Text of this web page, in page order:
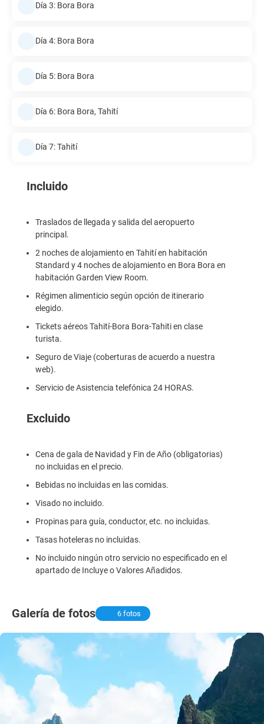
Día 3: Bora Bora
Día 4: Bora Bora
Día 5: Bora Bora
Día 6: Bora Bora, Tahití
Día 7: Tahití
Incluido
Traslados de llegada y salida del aeropuerto
principal.
2 noches de alojamiento en Tahití en habitación
Standard y 4 noches de alojamiento en Bora Bora en
habitación Garden View Room.
Régimen alimenticio según opción de itinerario
elegido.
Tickets aéreos Tahití-Bora Bora-Tahiti en clase
turista.
Seguro de Viaje (coberturas de acuerdo a nuestra
web).
Servicio de Asistencia telefónica 24 HORAS.
Excluido
Cena de gala de Navidad y Fin de Año (obligatorias)
no incluidas en el precio.
Bebidas no incluidas en las comidas.
Visado no incluido.
Propinas para guía, conductor, etc. no incluidas.
Tasas hoteleras no incluidas.
No incluido ningún otro servicio no especificado en el
apartado de Incluye o Valores Añadidos.
Galería de fotos 6 fotos